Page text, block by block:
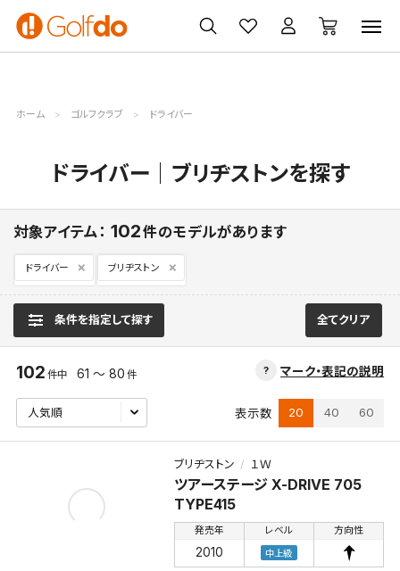
ゴルフ
クラブ
ゴルフ用品
買取
無料査定
クーポン
一覧
ホーム ゴルフクラブ ドライバー
ドライバー｜ブリヂストンを探す
対象アイテム： 102件のモデルがあります
ドライバー ブリヂストン
条件を指定して探す 全てクリア
マーク・表記の説明
102 件中 61 ～ 80 件
表示数 20 40 60
ブリヂストン １Ｗ
ツアーステージ X-DRIVE 705
TYPE415
発売年
2010
レベル
中上級
方向性